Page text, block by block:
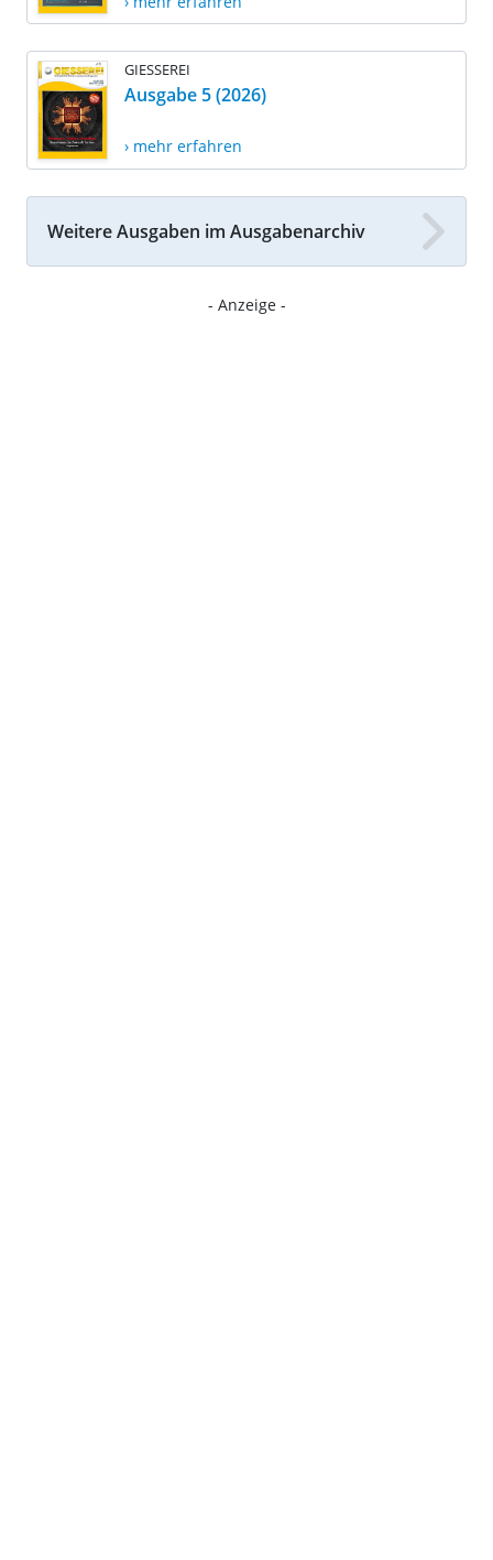
GIESSEREI
Ausgabe 5 (2026)
› mehr erfahren
Weitere Ausgaben im Ausgabenarchiv
- Anzeige -